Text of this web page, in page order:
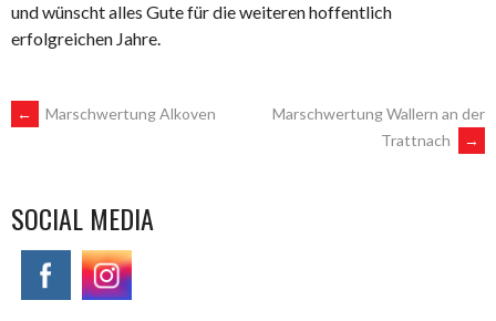
und wünscht alles Gute für die weiteren hoffentlich
erfolgreichen Jahre.
POST
← Marschwertung Alkoven
Marschwertung Wallern an der
Trattnach
→
SOCIAL MEDIA